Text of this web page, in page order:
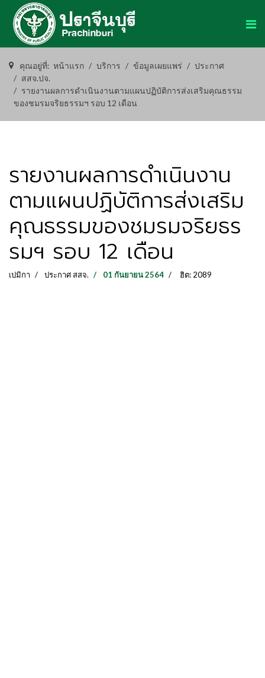
คุณอยู่ที่: หน้าแรก บริการ ข้อมูลเผยแพร่
ประกาศ
สสจ.ปจ.
รายงานผลการดำเนินงานตามแผนปฏิบัติการส่งเสริมคุณธรรม
ของชมรมจริยธรรมฯ รอบ 12 เดือน
รายงานผลการดำเนินงาน
ตามแผนปฏิบัติการส่งเสริม
คุณธรรมของชมรมจริยธร
รมฯ รอบ 12 เดือน
เปมิกา ประกาศ สสจ. 01 กันยายน 2564 ฮิต: 2089